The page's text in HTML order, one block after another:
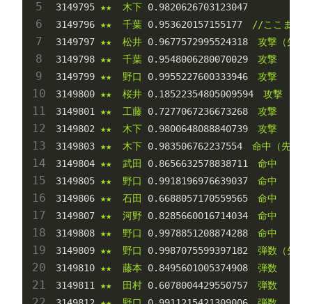
3149795 ★★ 木下 0.9820626703123047
3149796 ★★ 千葉 0.953620157155177
//ここまで
3149797 ★★ 松井 0.9677572995524318
攻撃（先頭
3149798 ★★ 千葉 0.9548006280070029
攻撃
3149799 ★★ 野口 0.9955227600333946
攻撃
3149800 ★★ 桜井 0.18522354805009594
攻撃
3149801 ★★ 工藤 0.7277067236673268
攻撃
3149802 ★★ 木下 0.9800648088840739
攻撃
3149803 ★★ 木下 0.983506762237554
命中（先頭）
3149804 ★★ 武田 0.8656632578838711
命中
3149805 ★★ 野口 0.9918196976639037
命中
3149806 ★★ 石田 0.6688057170559565
命中
3149807 ★★ 河野 0.8285660016714034
命中
3149808 ★★ 野口 0.9978851208874288
命中
3149809 ★★ 野口 0.9987075599397182
弾数（先頭
3149810 ★★ 藤本 0.8495601005374908
弾数
3149811 ★★ 田村 0.6078004429550757
弾数